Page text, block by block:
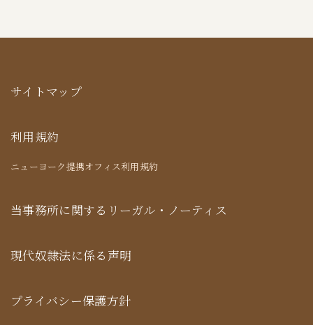
サイトマップ
利用規約
ニューヨーク提携オフィス利用規約
当事務所に関するリーガル・ノーティス
現代奴隷法に係る声明
プライバシー保護方針